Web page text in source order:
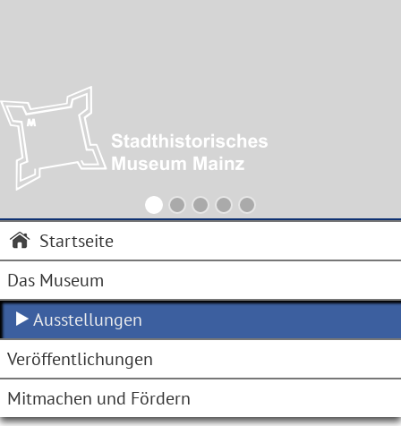
Startseite
Das Museum
Ausstellungen
Veröffentlichungen
Mitmachen und Fördern